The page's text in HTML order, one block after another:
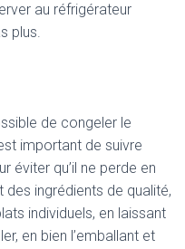
au réfrigérateur
plus.
de congeler le
important de suivre
éviter qu’il ne perde en
des ingrédients de qualité,
individuels, en laissant
en bien l’emballant et